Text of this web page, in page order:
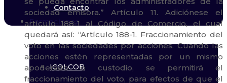
Contacto
Formaciones
ICOLCOB